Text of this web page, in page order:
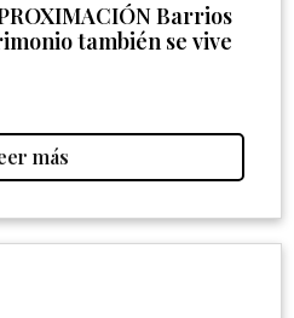
Barrios
también se vive
más